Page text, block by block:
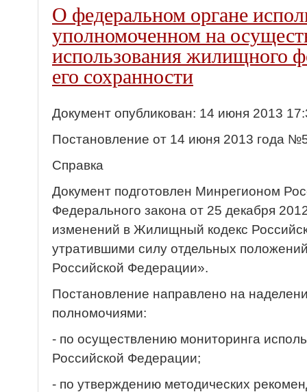
О федеральном органе
уполномоченном на
использования жилищного
его сохранности
Документ опубликован: 14 июня 2013
Постановление от 14 июня 2013 года
Справка
Документ подготовлен Минрегионом
Федерального закона от 25 декабря
изменений в Жилищный кодекс
утратившими силу отдельных
Российской Федерации».
Постановление направлено на
полномочиями:
- по осуществлению мониторинга
Российской Федерации;
- по утверждению методических